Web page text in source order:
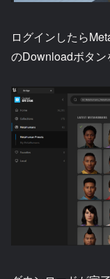
ログインしたら
のDownloadボタン